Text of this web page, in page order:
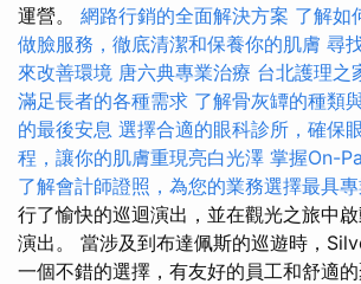
運營。 網路行銷的全面解決方案 了解如
做臉服務，徹底清潔和保養你的肌膚 尋
來改善環境 唐六典專業治療 台北護理之
滿足長者的各種需求 了解骨灰罈的種類
的最後安息 選擇合適的眼科診所，確保
程，讓你的肌膚重現亮白光澤 掌握On-
了解會計師證照，為您的業務選擇最具
行了愉快的巡迴演出，並在觀光之旅中
演出。 當涉及到布達佩斯的巡遊時，
一個不錯的選擇，有友好的員工和舒適